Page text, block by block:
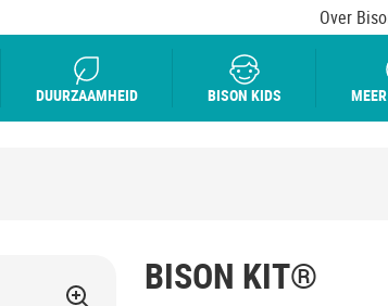
Over
DUURZAAMHEID BISON KIDS
BISON KIT®